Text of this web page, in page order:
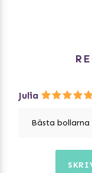
Julia
Bästa bollarna